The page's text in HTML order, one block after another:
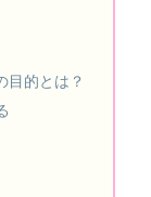
目的とは？